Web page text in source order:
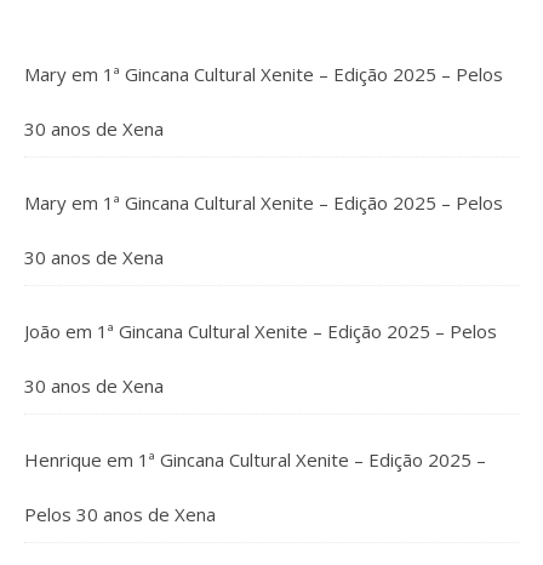
Mary em 1ª Gincana Cultural Xenite – Edição 2025 – Pelos
30 anos de Xena
Mary em 1ª Gincana Cultural Xenite – Edição 2025 – Pelos
30 anos de Xena
João em 1ª Gincana Cultural Xenite – Edição 2025 – Pelos
30 anos de Xena
Henrique em 1ª Gincana Cultural Xenite – Edição 2025 –
Pelos 30 anos de Xena